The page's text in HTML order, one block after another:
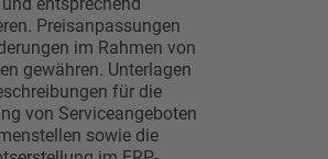
entsprechend
Preisanpassungen
im Rahmen von
gewähren. Unterlagen
für die
von Serviceangeboten
sowie die